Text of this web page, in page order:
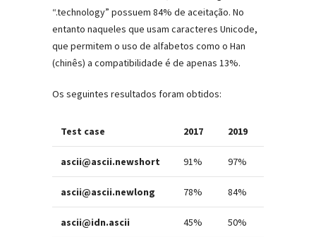
“.technology” possuem 84% de aceitação. No
entanto naqueles que usam caracteres Unicode,
que permitem o uso de alfabetos como o Han
(chinês) a compatibilidade é de apenas 13%.
Os seguintes resultados foram obtidos:
Test case 2017 2019
ascii@ascii.newshort 91% 97%
ascii@ascii.newlong 78% 84%
ascii@idn.ascii 45% 50%